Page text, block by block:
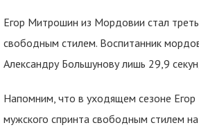
Егор Митрошин из Мордовии стал
свободным стилем. Воспитанник
Александру Большунову лишь 29,9
Напомним, что в уходящем сезоне
мужского спринта свободным стилем